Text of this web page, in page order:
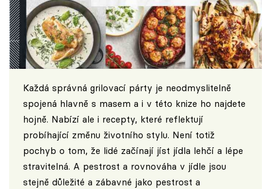
Každá správná grilovací párty je neodmyslitelně
spojená hlavně s masem a i v této knize ho najdete
hojně. Nabízí ale i recepty, které reflektují
probíhající změnu životního stylu. Není totiž
pochyb o tom, že lidé začínají jíst jídla lehčí a lépe
stravitelná. A pestrost a rovnováha v jídle jsou
stejně důležité a zábavné jako pestrost a